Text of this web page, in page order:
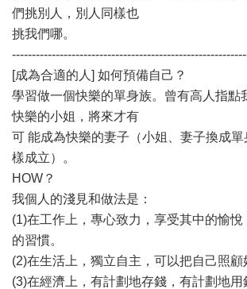
們挑別人，別人同樣也
挑我們哪。
[成為合適的人] 如何預備自己？
學習做一個快樂的單身族。曾有高人指點
快樂的小姐，將來才有
可 能成為快樂的妻子（小姐、妻子換成單
樣成立）。
HOW？
我個人的淺見和做法是：
(1)在工作上，專心致力，享受其中的愉悅
的習慣。
(2)在生活上，獨立自主，可以把自己照顧
(3)在經濟上，有計劃地存錢，有計劃地用